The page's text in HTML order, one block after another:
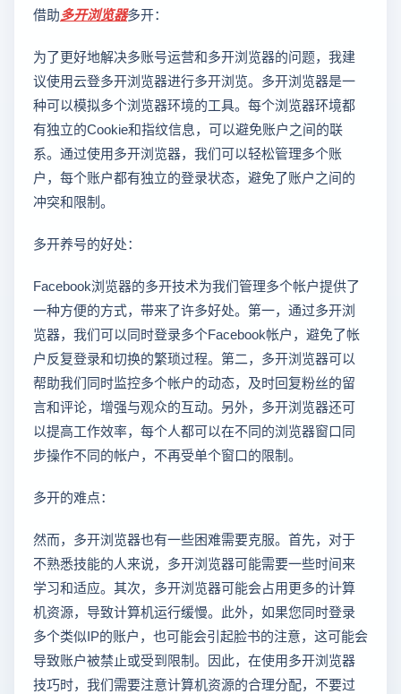
借助多开浏览器多开：
为了更好地解决多账号运营和多开浏览器的问题，我建
议使用云登多开浏览器进行多开浏览。多开浏览器是一
种可以模拟多个浏览器环境的工具。每个浏览器环境都
有独立的Cookie和指纹信息，可以避免账户之间的联
系。通过使用多开浏览器，我们可以轻松管理多个账
户，每个账户都有独立的登录状态，避免了账户之间的
冲突和限制。
多开养号的好处：
Facebook浏览器的多开技术为我们管理多个帐户提供了
一种方便的方式，带来了许多好处。第一，通过多开浏
览器，我们可以同时登录多个Facebook帐户，避免了帐
户反复登录和切换的繁琐过程。第二，多开浏览器可以
帮助我们同时监控多个帐户的动态，及时回复粉丝的留
言和评论，增强与观众的互动。另外，多开浏览器还可
以提高工作效率，每个人都可以在不同的浏览器窗口同
步操作不同的帐户，不再受单个窗口的限制。
多开的难点：
然而，多开浏览器也有一些困难需要克服。首先，对于
不熟悉技能的人来说，多开浏览器可能需要一些时间来
学习和适应。其次，多开浏览器可能会占用更多的计算
机资源，导致计算机运行缓慢。此外，如果您同时登录
多个类似IP的账户，也可能会引起脸书的注意，这可能会
导致账户被禁止或受到限制。因此，在使用多开浏览器
技巧时，我们需要注意计算机资源的合理分配，不要过